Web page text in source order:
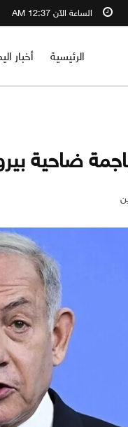
الساعة الآن 12:37 AM
الرئيسية أخبار
ضاحية